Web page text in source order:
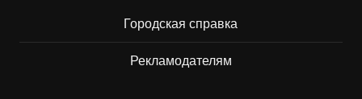
Городская справка
Рекламодателям